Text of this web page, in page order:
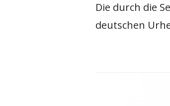
Die durch die
deutschen